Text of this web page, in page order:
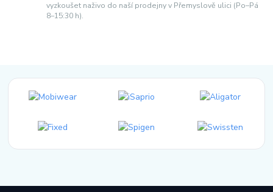
vyzkoušet naživo do naší prodejny v Přemyslově ulici (Po–Pá
8–15:30 h).